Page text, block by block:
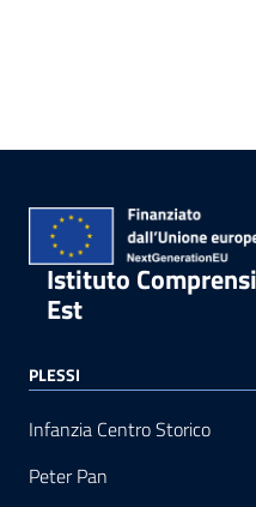
Istituto
Est
PLESSI
Infanzia Centro Storico
Peter Pan